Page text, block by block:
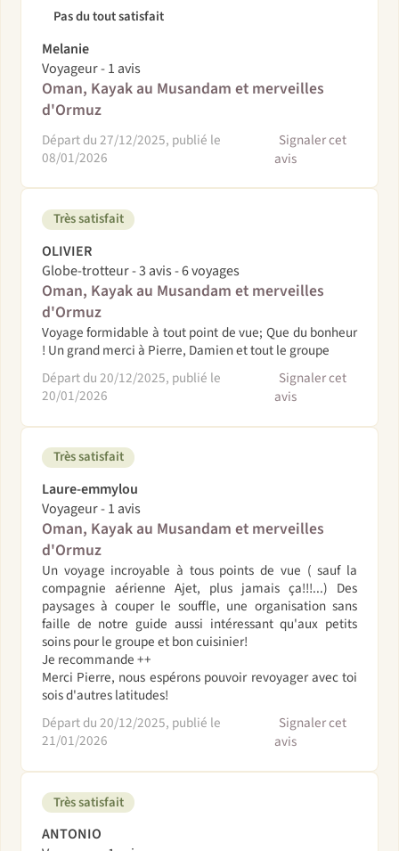
Pas du tout satisfait
Melanie
Voyageur - 1 avis
Oman, Kayak au Musandam et merveilles
d'Ormuz
Départ du 27/12/2025, publié le
08/01/2026
Signaler cet
avis
Très satisfait
OLIVIER
Globe-trotteur - 3 avis - 6 voyages
Oman, Kayak au Musandam et merveilles
d'Ormuz
Voyage formidable à tout point de vue; Que du bonheur
! Un grand merci à Pierre, Damien et tout le groupe
Départ du 20/12/2025, publié le
20/01/2026
Signaler cet
avis
Très satisfait
Laure-emmylou
Voyageur - 1 avis
Oman, Kayak au Musandam et merveilles
d'Ormuz
Un voyage incroyable à tous points de vue ( sauf la
compagnie aérienne Ajet, plus jamais ça!!!...) Des
paysages à couper le souffle, une organisation sans
faille de notre guide aussi intéressant qu'aux petits
soins pour le groupe et bon cuisinier!
Je recommande ++
Merci Pierre, nous espérons pouvoir revoyager avec toi
sois d'autres latitudes!
Départ du 20/12/2025, publié le
21/01/2026
Signaler cet
avis
Très satisfait
ANTONIO